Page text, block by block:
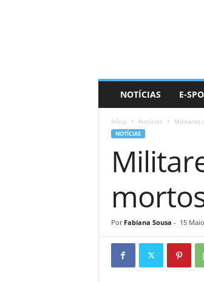
NOTÍCIAS E-
Início Notícias Militares
NOTÍCIAS
Por Fabiana Sousa - 15